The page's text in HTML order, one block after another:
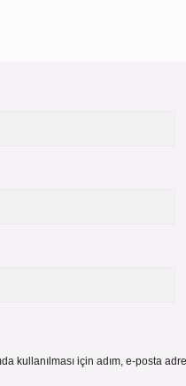
kullanılması için adım, e-posta